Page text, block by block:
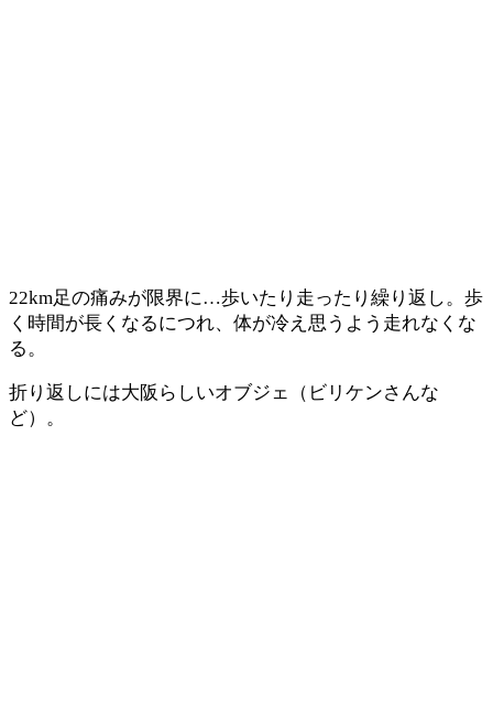
22km足の痛みが限界に…歩いたり走ったり繰り返し。歩
く時間が長くなるにつれ、体が冷え思うよう走れなくな
る。
折り返しには大阪らしいオブジェ（ビリケンさんな
ど）。